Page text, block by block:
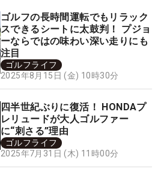
ゴルフの長時間運転でもリラック
スできるシートに太鼓判！ プジョ
ーならではの味わい深い走りにも
注目
ゴルフライフ
2025年8月15日 (金) 10時30分
四半世紀ぶりに復活！ HONDAプ
レリュードが大人ゴルファー
に“刺さる”理由
ゴルフライフ
2025年7月31日 (木) 11時00分